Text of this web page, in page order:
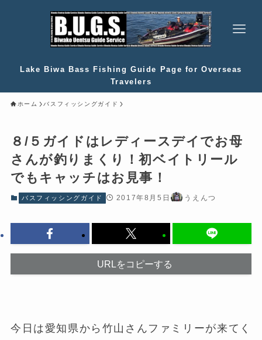
Lake Biwa Bass Fishing Guide Page for Overseas
Travelers
ホーム バスフィッシングガイド
８/５ガイドはレディースデイでお母
さんが釣りまくり！初ベイトリール
でもキャッチはお見事！
バスフィッシングガイド 2017年8月5日 うえんつ
URLをコピーする
今日は愛知県から竹山さんファミリーが来てく